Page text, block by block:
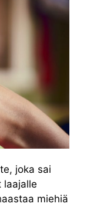
joka sai
laajalle
miehiä